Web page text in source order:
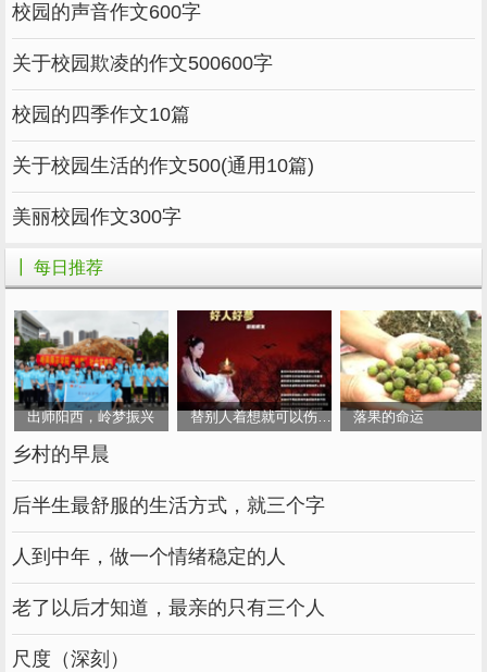
美丽的学校生活丰富多彩，母校，我多想在
你的身边呆下去。
作者：朱继章
地址：354500 福建省建宁县实验小学六年
级五班
指导老师：宁江炳
篇三：多彩的校园通用作文
美丽的事物总是让人赞不绝口，现在就让我
带你们去我们学校游览一下吧。
一眼望去，有一排长长的推拉门，旁边有一
堵墙，墙上挂着五颜六色的旗子，下面有“宁兴
北校”四个大字，整体来看是那么的庄严朴实。
走进校园，就看见了一条笔直、宽阔的路，
这条路直通向楼梯。走在路中间，往左边一看，
看见了充满趣味的幼儿园，幼儿园旁边写了几句
名言，这是在鼓励我们要珍惜时间，刻苦学习。
拾阶而上，一座座教学楼就会展现在你面
校园的声音作文600字
关于校园欺凌的作文500600字
校园的四季作文10篇
关于校园生活的作文500(通用10篇)
美丽校园作文300字
┃ 每日推荐
出师阳西，岭梦振兴 替别人着想就可以伤害别人吗落果的命运
乡村的早晨
后半生最舒服的生活方式，就三个字
人到中年，做一个情绪稳定的人
老了以后才知道，最亲的只有三个人
尺度（深刻）